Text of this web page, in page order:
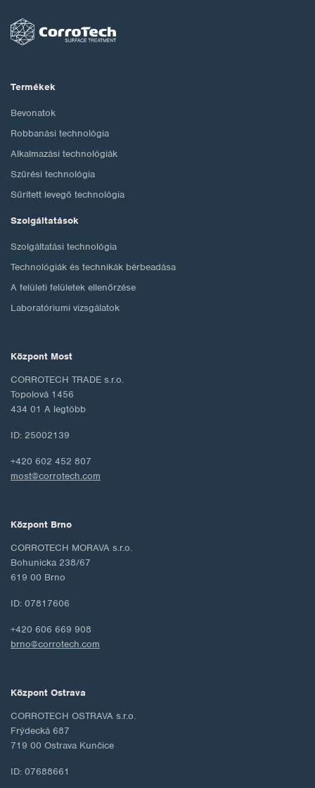
Termékek
Bevonatok
Robbanási technológia
Alkalmazási technológiák
Szűrési technológia
Sűrített levegő technológia
Szolgáltatások
Szolgáltatási technológia
Technológiák és technikák bérbeadása
A felületi felületek ellenőrzése
Laboratóriumi vizsgálatok
Központ Most
CORROTECH TRADE s.r.o.
Topolová 1456
434 01 A legtöbb
ID: 25002139
+420 602 452 807
most@corrotech.com
Központ Brno
CORROTECH MORAVA s.r.o.
Bohunicka 238/67
619 00 Brno
ID: 07817606
+420 606 669 908
brno@corrotech.com
Központ Ostrava
CORROTECH OSTRAVA s.r.o.
Frýdecká 687
719 00 Ostrava Kunčice
ID: 07688661